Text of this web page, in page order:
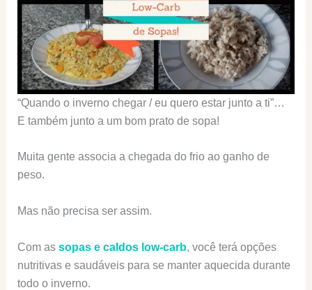
“Quando o inverno chegar / eu quero estar junto a ti”…
E também junto a um bom prato de sopa!
Muita gente associa a chegada do frio ao ganho de
peso.
Mas não precisa ser assim.
Com as sopas e caldos low-carb, você terá opções
nutritivas e saudáveis para se manter aquecida durante
todo o inverno.